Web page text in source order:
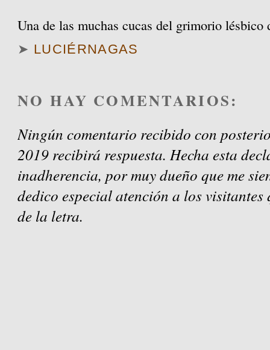
Una de las muchas cucas del grimorio lésbico
➤ LUCIÉRNAGAS
NO HAY COMENTARIOS:
Ningún comentario recibido con
2019 recibirá respuesta. Hecha esta
inadherencia, por muy dueño que me
dedico especial atención a los
de la letra.